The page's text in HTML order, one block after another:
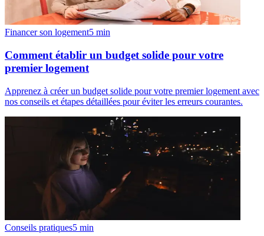
Financer son logement5 min
Comment établir un budget solide pour votre
premier logement
Apprenez à créer un budget solide pour votre premier logement avec
nos conseils et étapes détaillées pour éviter les erreurs courantes.
Conseils pratiques5 min